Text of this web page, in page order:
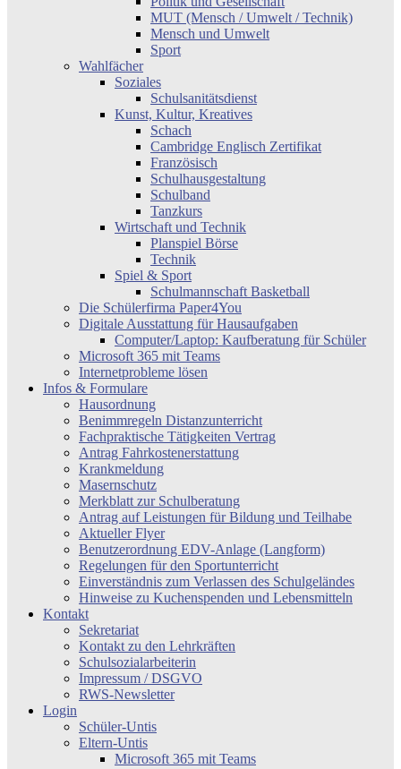
MUT (Mensch / Umwelt / Technik)
Mensch und Umwelt
Sport
Wahlfächer
Soziales
Schulsanitätsdienst
Kunst, Kultur, Kreatives
Schach
Cambridge Englisch Zertifikat
Französisch
Schulhausgestaltung
Schulband
Tanzkurs
Wirtschaft und Technik
Planspiel Börse
Technik
Spiel & Sport
Schulmannschaft Basketball
Die Schülerfirma Paper4You
Digitale Ausstattung für Hausaufgaben
Computer/Laptop: Kaufberatung für Schüler
Microsoft 365 mit Teams
Internetprobleme lösen
Infos & Formulare
Hausordnung
Benimmregeln Distanzunterricht
Fachpraktische Tätigkeiten Vertrag
Antrag Fahrkostenerstattung
Krankmeldung
Masernschutz
Merkblatt zur Schulberatung
Antrag auf Leistungen für Bildung und Teilhabe
Aktueller Flyer
Benutzerordnung EDV-Anlage (Langform)
Regelungen für den Sportunterricht
Einverständnis zum Verlassen des Schulgeländes
Hinweise zu Kuchenspenden und Lebensmitteln
Kontakt
Sekretariat
Kontakt zu den Lehrkräften
Schulsozialarbeiterin
Impressum / DSGVO
RWS-Newsletter
Login
Schüler-Untis
Eltern-Untis
Microsoft 365 mit Teams